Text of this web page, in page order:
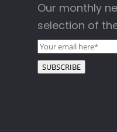
Our monthly
selection of